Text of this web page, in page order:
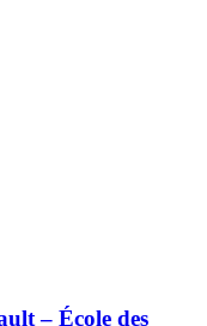
– École des